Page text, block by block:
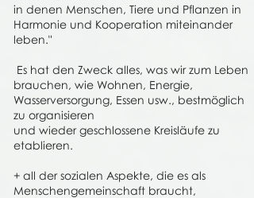
in denen Menschen, Tiere und Pflanzen in
Harmonie und Kooperation miteinander
leben."
Es hat den Zweck alles, was wir zum Leben
brauchen, wie Wohnen, Energie,
Wasserversorgung, Essen usw., bestmöglich
zu organisieren
und wieder geschlossene Kreisläufe zu
etablieren.
+ all der sozialen Aspekte, die es als
Menschengemeinschaft braucht,